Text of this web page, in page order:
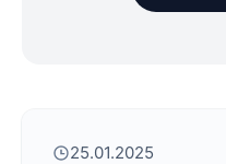
25.01.2025